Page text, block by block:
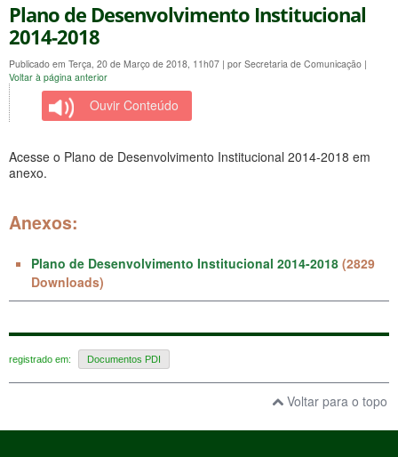
Plano de Desenvolvimento Institucional
2014-2018
Publicado em Terça, 20 de Março de 2018, 11h07 | por Secretaria de Comunicação |
Voltar à página anterior
Ouvir Conteúdo
Acesse o Plano de Desenvolvimento Institucional 2014-2018 em
anexo.
Anexos:
Plano de Desenvolvimento Institucional 2014-2018 (2829
Downloads)
registrado em: Documentos PDI
Voltar para o topo